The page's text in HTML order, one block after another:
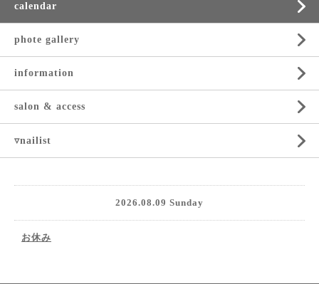
calendar
phote gallery
information
salon & access
▿nailist
2026.08.09 Sunday
お休み